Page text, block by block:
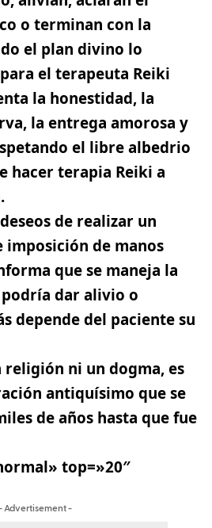
o terminan con la
el plan divino lo
el terapeuta Reiki
la honestidad, la
la entrega amorosa y
el libre albedrio
hacer terapia Reiki a
de realizar un
de manos
que se maneja la
dar alivio o
depende del paciente su
religión ni un dogma, es
antiquísimo que se
de años hasta que fue
top=»20″
Advertisement -